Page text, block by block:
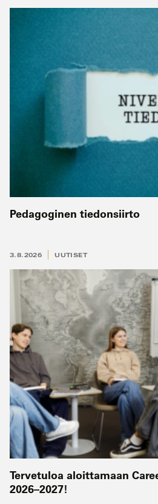
Pedagoginen tiedonsiirto
3.8.2026 UUTISET
Tervetuloa aloittamaan
2026–2027!